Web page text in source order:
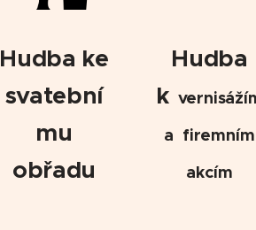
Hudba ke
svatební
mu
obřadu
Hudba
k
a firemním
akcím